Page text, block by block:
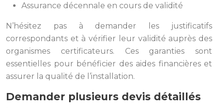
Assurance décennale en cours de validité
N’hésitez pas à demander les justificatifs
correspondants et à vérifier leur validité auprès des
organismes certificateurs. Ces garanties sont
essentielles pour bénéficier des aides financières et
assurer la qualité de l’installation.
Demander plusieurs devis détaillés